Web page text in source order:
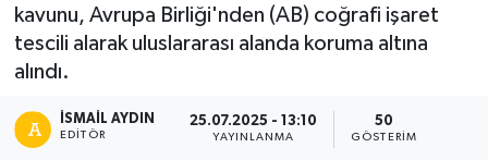
kavunu, Avrupa Birliği'nden (AB) coğrafi işaret
tescili alarak uluslararası alanda koruma altına
alındı.
İSMAIL AYDIN
EDITÖR
25.07.2025 - 13:10
YAYINLANMA
50
GÖSTERIM